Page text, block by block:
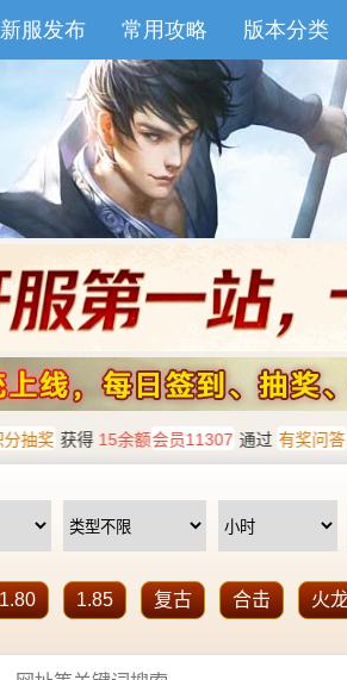
新服发布 常用攻略 版本分类